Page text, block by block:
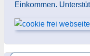
Einkommen.